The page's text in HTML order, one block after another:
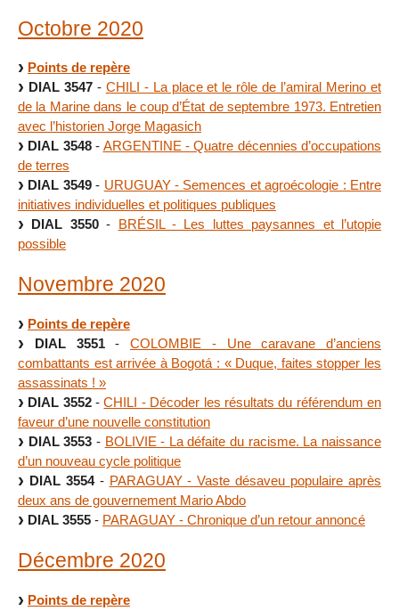
Octobre 2020
Points de repère
DIAL 3547- CHILI - La place et le rôle de l’amiral Merino et
de la Marine dans le coup d’État de septembre 1973. Entretien
avec l’historien Jorge Magasich
DIAL 3548- ARGENTINE -​ Quatre décennies d’occupations
de terres
DIAL 3549- URUGUAY - Semences et agroécologie : Entre
initiatives individuelles et politiques publiques
DIAL 3550- BRÉSIL - Les luttes paysannes et l’utopie
possible
Novembre 2020
Points de repère
DIAL 3551- COLOMBIE - Une caravane d’anciens
combattants est arrivée à Bogotá : « Duque, faites stopper les
assassinats ! »
DIAL 3552-CHILI - Décoder les résultats du référendum en
faveur d’une nouvelle constitution
DIAL 3553 - BOLIVIE - La défaite du racisme. La naissance
d’un nouveau cycle politique
DIAL 3554- PARAGUAY - Vaste désaveu populaire après
deux ans de gouvernement Mario Abdo
DIAL 3555 - PARAGUAY - Chronique d’un retour annoncé
Décembre 2020
Points de repère